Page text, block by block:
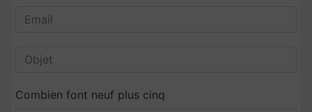
Combien font neuf plus cinq